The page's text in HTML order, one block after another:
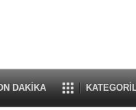
DAKİKA